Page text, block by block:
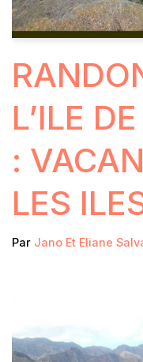
L’ILE
:
LES
Par Jano Et Eliane